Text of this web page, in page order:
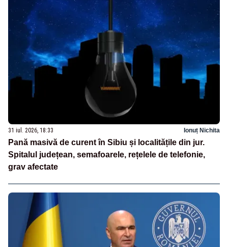
31 iul. 2026, 18:33 Ionuț Nichita
Pană masivă de curent în Sibiu și localitățile din jur.
Spitalul județean, semafoarele, rețelele de telefonie,
grav afectate